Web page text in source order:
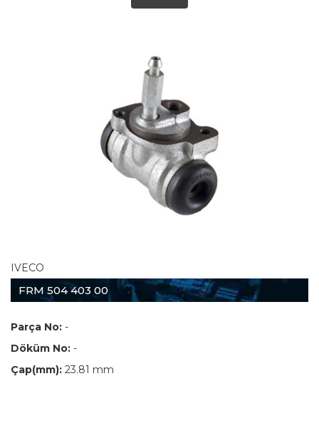
IVECO
FRM 504 403 00
Parça No: -
Döküm No: -
Çap(mm): 23.81 mm